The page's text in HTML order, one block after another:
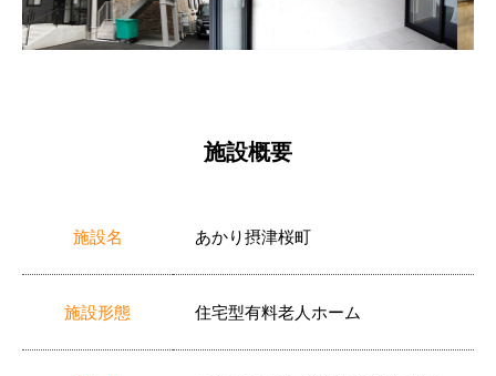
施設概要
施設名 あかり摂津桜町
施設形態 住宅型有料老人ホーム